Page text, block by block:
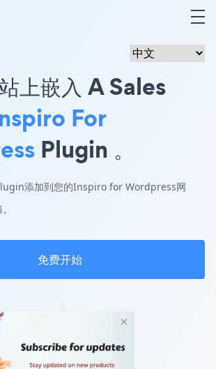
上嵌入 A Sales
For
Plugin 。
添加到您的Inspiro for Wordpress网
免费开始